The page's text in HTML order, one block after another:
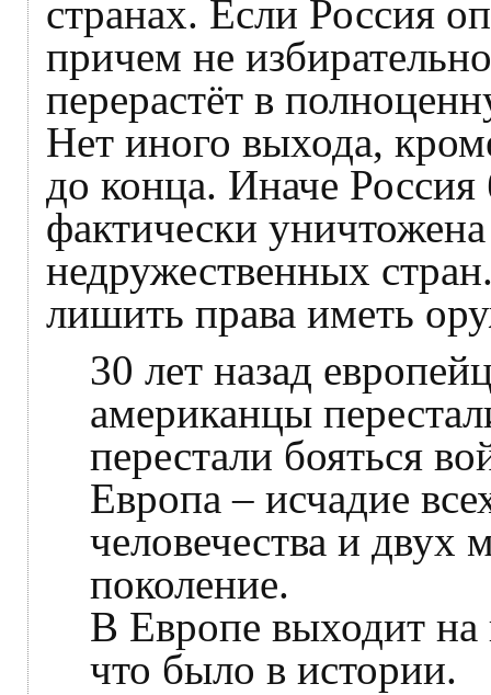
странах. Если Россия
причем не
перерастёт в
Нет иного выхода,
до конца. Иначе Россия
фактически
недружественных
лишить права иметь
30 лет назад
американцы
перестали бояться
Европа – исчадие
человечества и двух
поколение.
В Европе выходит на
что было в истории.